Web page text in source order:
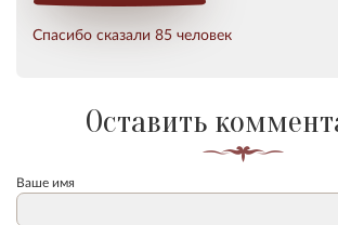
Спасибо сказали 85 человек
Оставить
Ваше имя